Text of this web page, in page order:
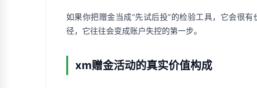
如果你把赠金当成“先试后投”的检验工具，它会很
径，它往往会变成账户失控的第一步。
xm赠金活动的真实价值构成